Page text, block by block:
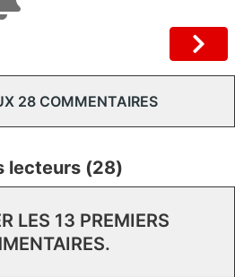
28 COMMENTAIRES
lecteurs (28)
LES 13 PREMIERS